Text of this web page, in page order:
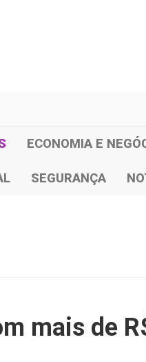
ECONOMIA E
SEGURANÇA
mais de